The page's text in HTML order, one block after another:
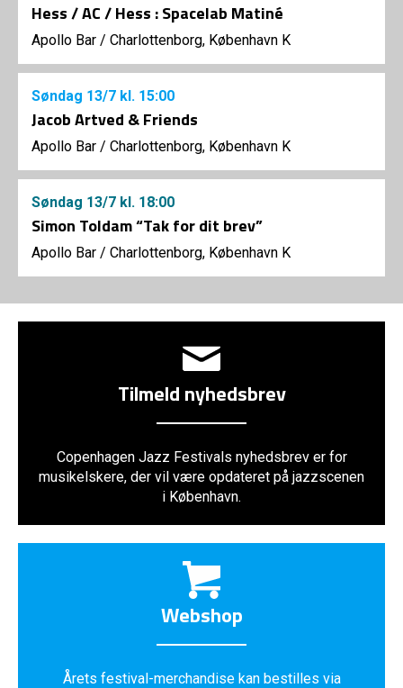
Hess / AC / Hess : Spacelab Matiné
Apollo Bar / Charlottenborg, København K
Søndag 13/7 kl. 15:00
Jacob Artved & Friends
Apollo Bar / Charlottenborg, København K
Søndag 13/7 kl. 18:00
Simon Toldam “Tak for dit brev”
Apollo Bar / Charlottenborg, København K
Tilmeld nyhedsbrev
Copenhagen Jazz Festivals nyhedsbrev er for
musikelskere, der vil være opdateret på jazzscenen
i København.
Webshop
Årets festival-merchandise kan bestilles via